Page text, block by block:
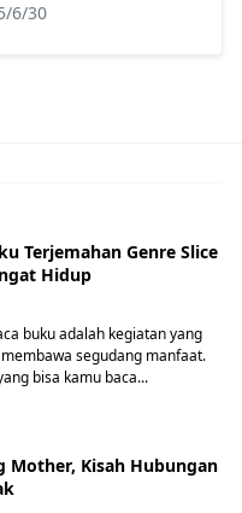
6/30
Terjemahan Genre Slice
Hidup
buku adalah kegiatan yang
segudang manfaat.
bisa kamu baca...
Mother, Kisah Hubungan